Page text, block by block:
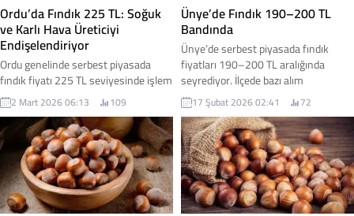
Ordu’da Fındık 225 TL: Soğuk
ve Karlı Hava Üreticiyi
Endişelendiriyor
Ordu genelinde serbest piyasada
fındık fiyatı 225 TL seviyesinde işlem
görüyor. İl genelindeki tüccarlar
arasında küçük fiyat farklılıkları
bulunsa da, piyasada oluşan ortalama
rakamın 225 TL olduğu ifade ediliyor.
Öte yandan son günlerde etkili olan
kar yağışı ve soğuk hava üreticileri
tedirgin etmeye başladı.
2 Mart 2026 06:13 109
Ünye’de Fındık 190–200 TL
Bandında
Ünye’de serbest piyasada fındık
fiyatları 190–200 TL aralığında
seyrediyor. İlçede bazı alım
noktalarında fiyatlar 200 TL
seviyesinde işlem görürken, yer yer
190 TL’ye kadar gerilemeler
yaşanıyor. Üretici cephesinde ise
temkinli bir bekleyiş hakim.
17 Şubat 2026 02:41 72